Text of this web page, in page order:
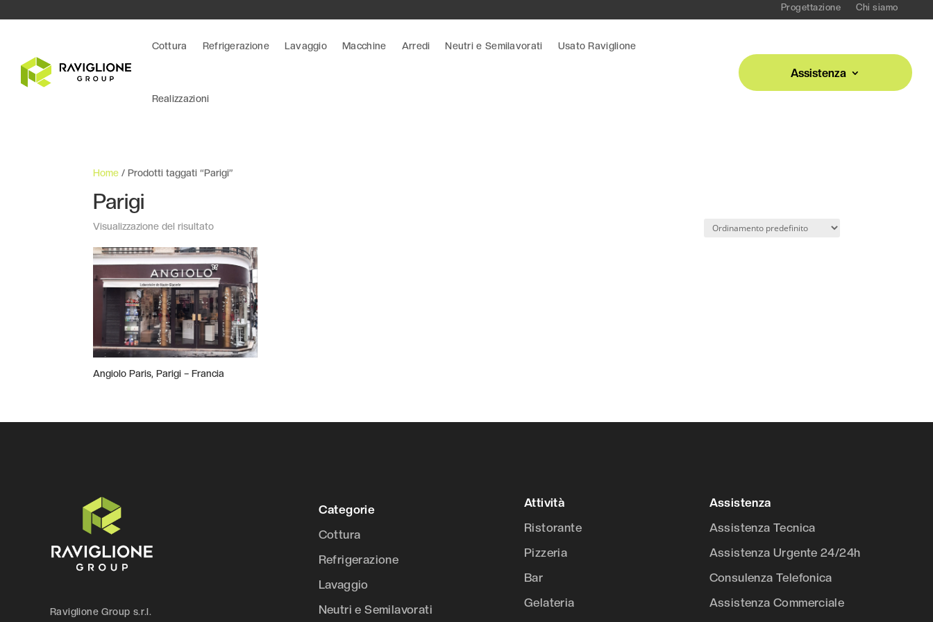
Progettazione Chi siamo
Cottura Refrigerazione Lavaggio Macchine Arredi Neutri e Semilavorati Usato Raviglione
Realizzazioni
Assistenza
Home / Prodotti taggati “Parigi”
Parigi
Visualizzazione del risultato
Angiolo Paris, Parigi – Francia
Raviglione Group s.r.l.
Categorie
Cottura
Refrigerazione
Lavaggio
Neutri e Semilavorati
Attività
Ristorante
Pizzeria
Bar
Gelateria
Assistenza
Assistenza Tecnica
Assistenza Urgente 24/24h
Consulenza Telefonica
Assistenza Commerciale